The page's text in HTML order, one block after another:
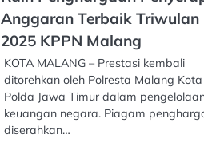
Anggaran Terbaik Triwulan
2025 KPPN Malang
KOTA MALANG – Prestasi kembali
ditorehkan oleh Polresta Malang Kota
Polda Jawa Timur dalam
keuangan negara. Piagam
diserahkan…